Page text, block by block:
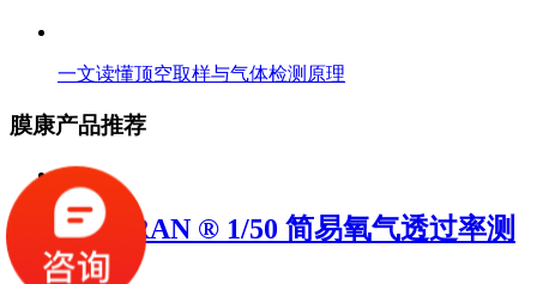
一文读懂顶空取样与气体检测原理
膜康产品推荐
OX-TRAN ® 1/50 简易氧气透过率测
试仪